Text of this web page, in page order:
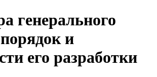
генерального
и
его разработки